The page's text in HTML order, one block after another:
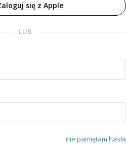
się z Apple
LUB
nie pamiętam hasła